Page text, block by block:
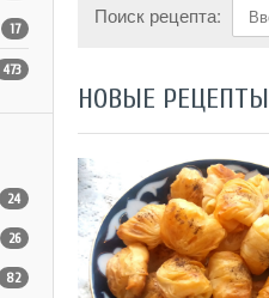
17
473
24
26
82
Поиск рецепта:
НОВЫЕ РЕЦЕПТЫ